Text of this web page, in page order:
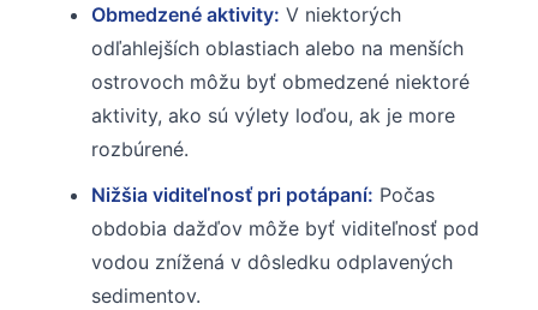
Obmedzené aktivity: V niektorých
odľahlejších oblastiach alebo na menších
ostrovoch môžu byť obmedzené niektoré
aktivity, ako sú výlety loďou, ak je more
rozbúrené.
Nižšia viditeľnosť pri potápaní: Počas
obdobia dažďov môže byť viditeľnosť pod
vodou znížená v dôsledku odplavených
sedimentov.